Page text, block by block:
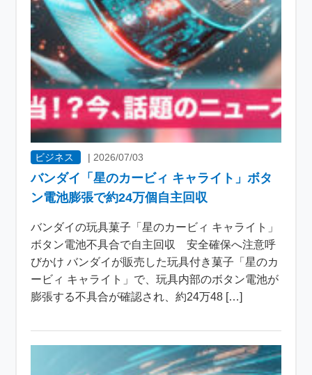
ビジネス | 2026/07/03
バンダイ「星のカービィ キャライト」ボタ
ン電池膨張で約24万個自主回収
バンダイの玩具菓子「星のカービィ キャライト」
ボタン電池不具合で自主回収 安全確保へ注意呼
びかけ バンダイが販売した玩具付き菓子「星のカ
ービィ キャライト」で、玩具内部のボタン電池が
膨張する不具合が確認され、約24万48 […]